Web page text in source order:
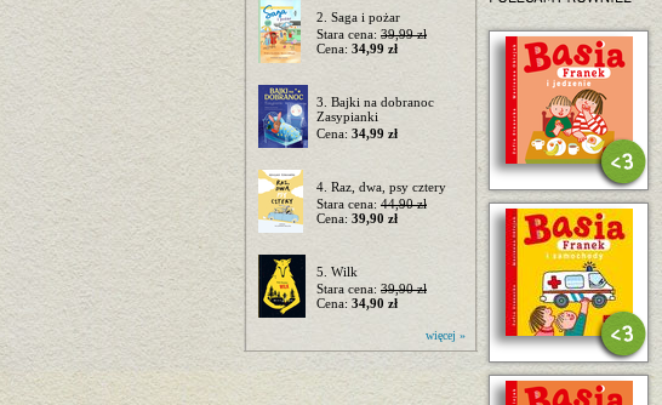
2. Saga i pożar
Stara cena: 39,99 zł
Cena: 34,99 zł
3. Bajki na dobranoc
Zasypianki
Cena: 34,99 zł
4. Raz, dwa, psy cztery
Stara cena: 44,90 zł
Cena: 39,90 zł
5. Wilk
Stara cena: 39,90 zł
Cena: 34,90 zł
więcej »